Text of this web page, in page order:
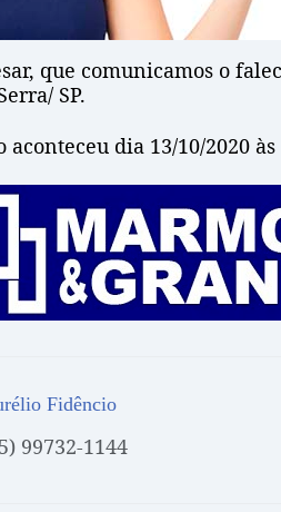
que comunicamos o
SP.
aconteceu dia 13/10/2020
Fidêncio
99732-1144